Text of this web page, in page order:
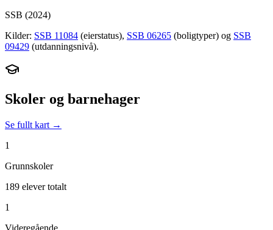
SSB (2024)
Kilder: SSB 11084 (eierstatus), SSB 06265 (boligtyper) og SSB
09429 (utdanningsnivå).
Skoler og barnehager
Se fullt kart →
1
Grunnskoler
189 elever totalt
1
Videregående